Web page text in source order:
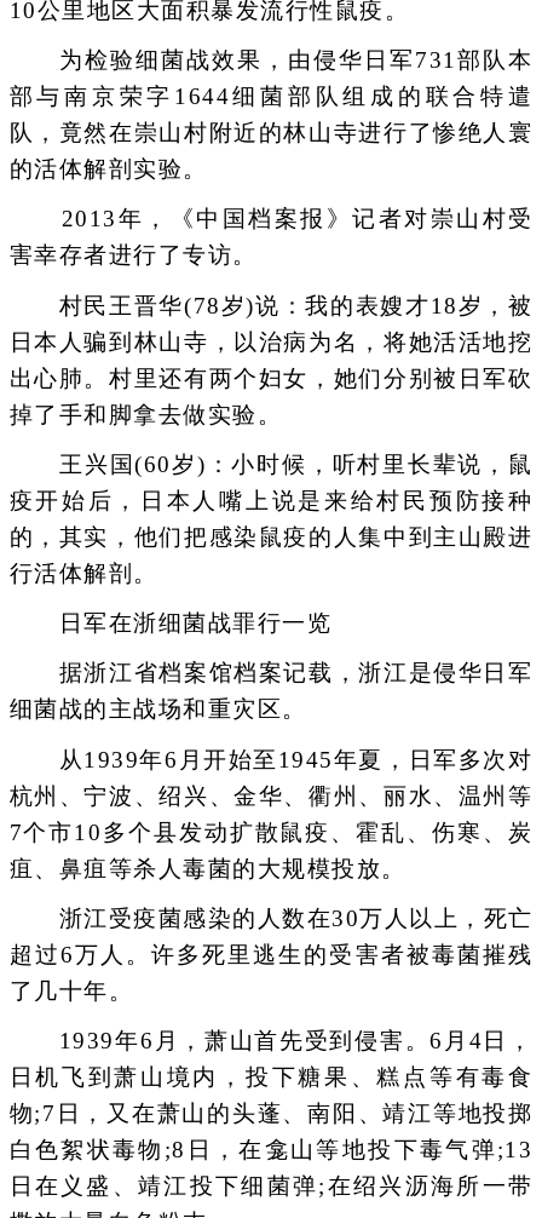
10公里地区大面积暴发流行性鼠疫。
为检验细菌战效果，由侵华日军731部队本
部与南京荣字1644细菌部队组成的联合特遣
队，竟然在崇山村附近的林山寺进行了惨绝人寰
的活体解剖实验。
2013年，《中国档案报》记者对崇山村受
害幸存者进行了专访。
村民王晋华(78岁)说：我的表嫂才18岁，被
日本人骗到林山寺，以治病为名，将她活活地挖
出心肺。村里还有两个妇女，她们分别被日军砍
掉了手和脚拿去做实验。
王兴国(60岁)：小时候，听村里长辈说，鼠
疫开始后，日本人嘴上说是来给村民预防接种
的，其实，他们把感染鼠疫的人集中到主山殿进
行活体解剖。
日军在浙细菌战罪行一览
据浙江省档案馆档案记载，浙江是侵华日军
细菌战的主战场和重灾区。
从1939年6月开始至1945年夏，日军多次对
杭州、宁波、绍兴、金华、衢州、丽水、温州等
7个市10多个县发动扩散鼠疫、霍乱、伤寒、炭
疽、鼻疽等杀人毒菌的大规模投放。
浙江受疫菌感染的人数在30万人以上，死亡
超过6万人。许多死里逃生的受害者被毒菌摧残
了几十年。
1939年6月，萧山首先受到侵害。6月4日，
日机飞到萧山境内，投下糖果、糕点等有毒食
物;7日，又在萧山的头蓬、南阳、靖江等地投掷
白色絮状毒物;8日，在龛山等地投下毒气弹;13
日在义盛、靖江投下细菌弹;在绍兴沥海所一带